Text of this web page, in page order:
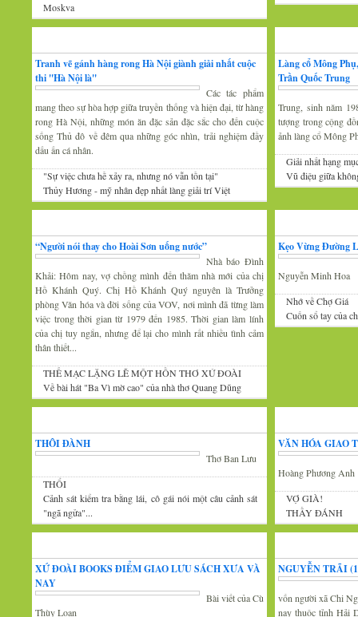
Moskva
Tranh vẽ gánh hàng rong Hà Nội giành giải nhất cuộc
thi ''Hà Nội là''
Các tác phẩm
mang theo sự hòa hợp giữa truyền thống và hiện đại, từ hàng
rong Hà Nội, những món ăn đặc sản đặc sắc cho đến cuộc
sống Thủ đô về đêm qua những góc nhìn, trải nghiệm đầy
dấu ấn cá nhân.
"Sự việc chưa hề xảy ra, nhưng nó vẫn tồn tại"
Thủy Hương - mỹ nhân đẹp nhất làng giải trí Việt
Làng cổ Mông
Trần Quốc Trung
Trung, sinh năm
tượng trong cộng
ảnh làng cổ Mông
Giải nhất hạng
Vũ điệu giữa
“Người nói thay cho Hoài Sơn uống nước”
Nhà báo Đình
Khải: Hôm nay, vợ chồng mình đến thăm nhà mới của chị
Hồ Khánh Quý. Chị Hồ Khánh Quý nguyên là Trưởng
phòng Văn hóa và đời sống của VOV, nơi mình đã từng làm
việc trong thời gian từ 1979 đến 1985. Thời gian làm lính
của chị tuy ngắn, nhưng để lại cho mình rất nhiều tình cảm
thân thiết...
THẾ MẠC LẶNG LẼ MỘT HỒN THƠ XỨ ĐOÀI
Về bài hát "Ba Vì mờ cao" của nhà thơ Quang Dũng
Kẹo Vừng Đường
Nguyễn Minh Hoa
Nhớ về Chợ Giá
Cuốn sổ tay của
THÔI ĐÀNH
Thơ Ban Lưu
THỔI
Cảnh sát kiểm tra bằng lái, cô gái nói một câu cảnh sát
"ngã ngửa"...
VĂN HÓA GIAO
Hoàng Phương Anh
VỢ GIÀ!
THẦY ĐÁNH
XỨ ĐOÀI BOOKS ĐIỂM GIAO LƯU SÁCH XƯA VÀ
NAY
Bài viết của Cù
Thùy Loan
NGUYỄN TRÃI
vốn người xã Chi
nay thuộc tỉnh Hải